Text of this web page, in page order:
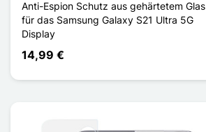
Anti-Espion Schutz aus gehärtetem Glas
für das Samsung Galaxy S21 Ultra 5G
Display
14,99 €